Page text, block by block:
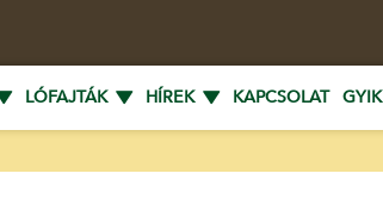
LÓFAJTÁK HÍREK KAPCSOLAT GYIK